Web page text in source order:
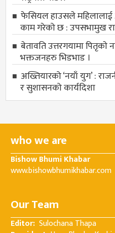
फेसियल हाउसले महिलालाई
काम गरेको छ : उपसभामुख
बेतावति उत्तरगयामा पितृकाे
भक्तजनहरु भिडभाड ।
अख्तियारको ‘नयाँ युग’ :
र सुशासनको कार्यदिशा
who we are
Bishow Bhumi Khabar
www.bishowbhumikhabar.com
Our Team
Editor: Sulochana Thapa